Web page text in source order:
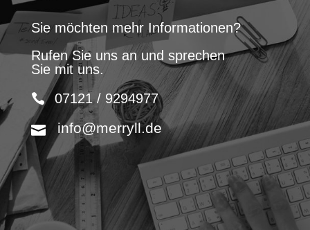
Sie möchten mehr Informationen?
Rufen Sie uns an und sprechen
Sie mit uns.
07121 / 9294977
info@merryll.de